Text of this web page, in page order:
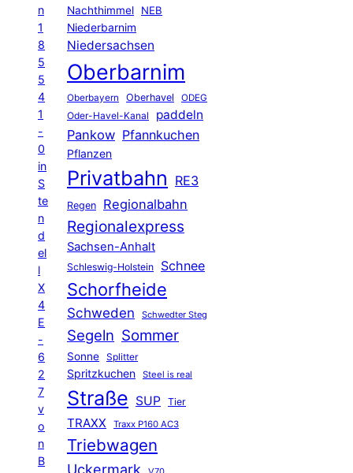
n
1
8
5
5
4
1
-
0
in
S
te
n
d
el
l
X
4
E
-
6
2
7
v
o
n
B
Nachthimmel
NEB
Niederbarnim
Niedersachsen
Oberbarnim
Oberbayern Oberhavel ODEG
Oder-Havel-Kanal paddeln
Pankow Pfannkuchen
Pflanzen
Privatbahn RE3
Regen Regionalbahn
Regionalexpress
Sachsen-Anhalt
Schleswig-Holstein Schnee
Schorfheide
Schweden Schwedter Steg
Segeln Sommer
Sonne Splitter
Spritzkuchen Steel is real
Straße SUP Tier
TRAXX Traxx P160 AC3
Triebwagen
Uckermark